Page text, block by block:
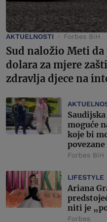
AKTUELNOSTI Forbes BiH
Sud naložio Meti
dolara za mjere
zdravlja djece na
moguće
koje bi
Forbes BiH
LIFESTYLE
Ariana
niti je
Forbes